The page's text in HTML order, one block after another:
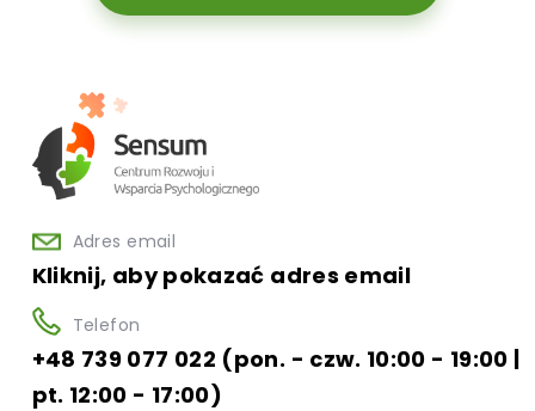
Adres email
Kliknij, aby pokazać adres email
Telefon
+48 739 077 022 (pon. - czw. 10:00 - 19:00 |
pt. 12:00 - 17:00)